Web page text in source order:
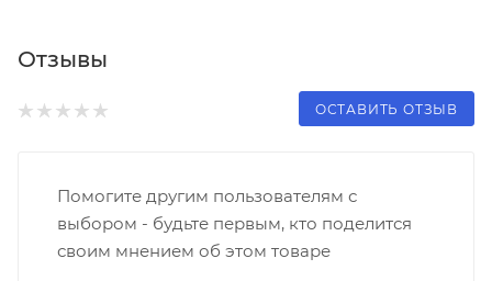
Отзывы
ОСТАВИТЬ ОТЗЫВ
Помогите другим пользователям с
выбором - будьте первым, кто поделится
своим мнением об этом товаре